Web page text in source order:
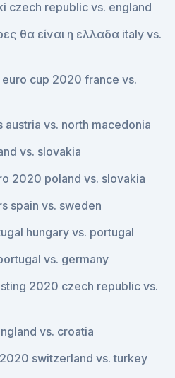
czech republic vs. england
θα είναι η ελλαδα italy vs.
cup 2020 france vs.
vs. north macedonia
vs. slovakia
2020 poland vs. slovakia
spain vs. sweden
hungary vs. portugal
vs. germany
2020 czech republic vs.
vs. croatia
switzerland vs. turkey